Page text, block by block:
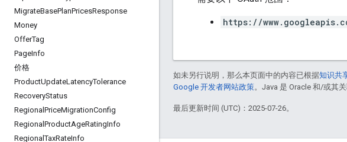
MigrateBasePlanPricesResponse
Money
OfferTag
PageInfo
价格
ProductUpdateLatencyTolerance
RecoveryStatus
Regional PriceMigrationConfig
Regional ProductAgeRatingInfo
RegionalTaxRateInfo
https://
如未另行说明，那么本页面中的内容已根据知识共
Google 开发者网站政策。Java 是 Oracle 和/或其
最后更新时间 (UTC)：2025-07-26。